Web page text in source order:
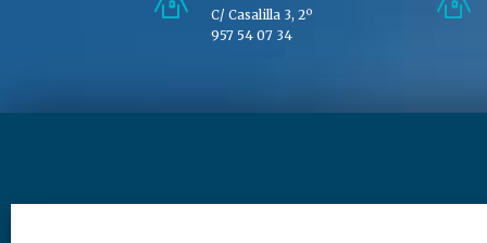
C/ Casalilla 3, 2º
957 54 07 34